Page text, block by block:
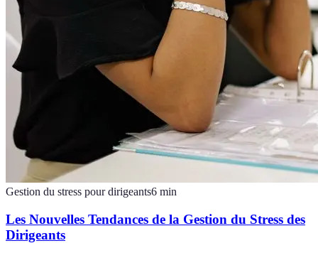
Gestion du stress pour dirigeants6 min
Les Nouvelles Tendances de la Gestion du Stress des
Dirigeants